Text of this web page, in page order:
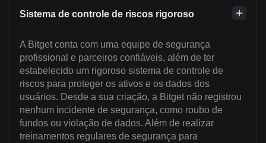
Sistema de controle de riscos rigoroso
A Bitget conta com uma equipe de segurança
profissional e parceiros confiáveis, além de ter
estabelecido um rigoroso sistema de controle de
riscos para proteger os ativos e os dados dos
usuários. Desde a sua criação, a Bitget não registrou
nenhum incidente de segurança, como roubo de
fundos ou violação de dados. Além de realizar
treinamentos regulares de segurança para